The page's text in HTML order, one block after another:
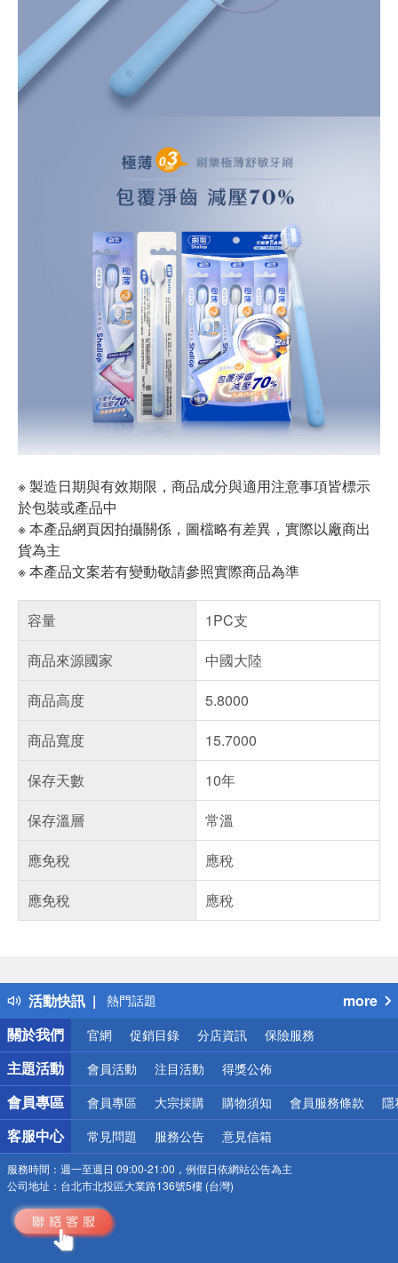
※ 製造日期與有效期限，商品成分與適用注意事項皆標示
於包裝或產品中
※ 本產品網頁因拍攝關係，圖檔略有差異，實際以廠商出
貨為主
※ 本產品文案若有變動敬請參照實際商品為準
容量
1PC支
商品來源國家
中國大陸
商品高度
5.8000
商品寬度
15.7000
保存天數
10年
保存溫層
常溫
應免稅
應稅
應免稅
應稅
活動快訊
得獎公告
熱門話題
銀行優惠
偏遠地區配送
詐騙網頁！請小心！
more
關於我們
官網 促銷目錄 分店資訊 保險服務
主題活動 會員活動 注目活動 得獎公佈
會員專區 會員專區 大宗採購 購物須知 會員服務條款 隱
客服中心 常見問題 服務公告 意見信箱
服務時間： 週一至週日 09:00-21:00，例假日依網站公告為主
公司地址： 台北市北投區大業路136號5樓 (台灣)